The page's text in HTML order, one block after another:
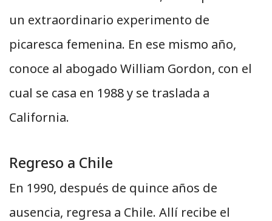
un extraordinario experimento de
picaresca femenina. En ese mismo año,
conoce al abogado William Gordon, con el
cual se casa en 1988 y se traslada a
California.
Regreso a Chile
En 1990, después de quince años de
ausencia, regresa a Chile. Allí recibe el